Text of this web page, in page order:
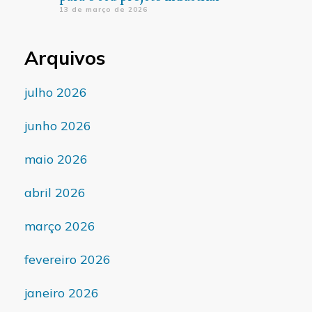
13 de março de 2026
Arquivos
julho 2026
junho 2026
maio 2026
abril 2026
março 2026
fevereiro 2026
janeiro 2026